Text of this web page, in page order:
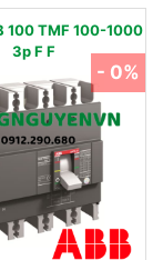
100 TMF 100-1000
3p F F
- 0%